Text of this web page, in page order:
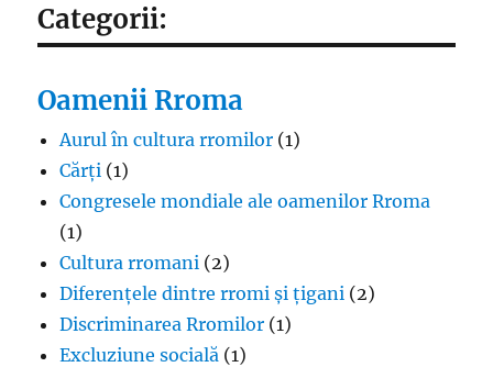
Categorii:
Oamenii Rroma
Aurul în cultura rromilor (1)
Cărți (1)
Congresele mondiale ale oamenilor Rroma
(1)
Cultura rromani (2)
Diferențele dintre rromi și țigani (2)
Discriminarea Rromilor (1)
Excluziune socială (1)